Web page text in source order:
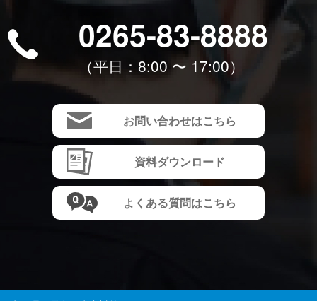
0265-83-8888
（平⽇：8:00 〜 17:00）
お問い合わせはこちら
資料ダウンロード
よくある質問はこちら